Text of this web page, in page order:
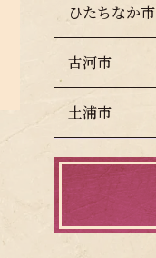
ひたちなか市
古河市
土浦市